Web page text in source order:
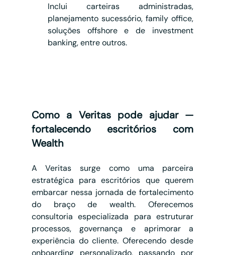
Inclui carteiras administradas,
planejamento sucessório, family office,
soluções offshore e de investment
banking, entre outros.
Como a Veritas pode ajudar —
fortalecendo escritórios com
Wealth
A Veritas surge como uma parceira
estratégica para escritórios que querem
embarcar nessa jornada de fortalecimento
do braço de wealth. Oferecemos
consultoria especializada para estruturar
processos, governança e aprimorar a
experiência do cliente. Oferecendo desde